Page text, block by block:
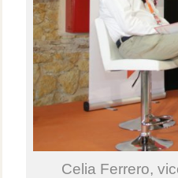
Celia Ferrero,